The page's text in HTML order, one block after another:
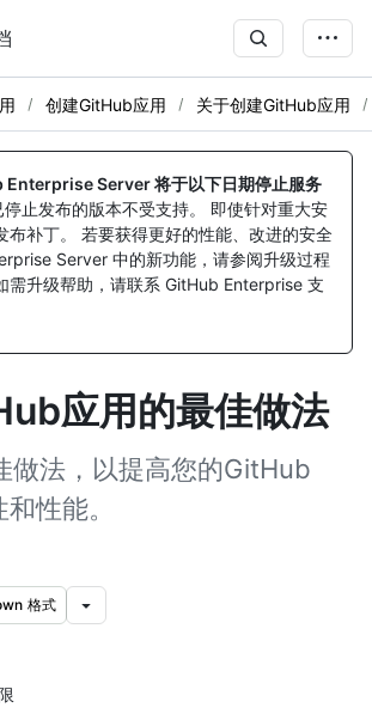
创建GitHub应用 关于创建GitHub应用
Enterprise Server 将于以下日期停止服务
停止发布的版本不受支持。 即使针对重大安
布补丁。 若要获得更好的性能、改进的安全
Server 中的新功能，请参阅升级过程
需升级帮助，请联系 GitHub Enterprise 支
应用的最佳做法
做法，以提高您的GitHub
性能。
格式